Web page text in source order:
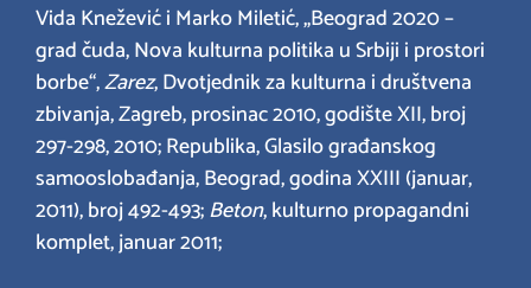
Vida Knežević i Marko Miletić, „Beograd 2020 –
grad čuda, Nova kulturna politika u Srbiji i prostori
borbe“,Zarez, Dvotjednik za kulturna i društvena
zbivanja, Zagreb, prosinac 2010, godište XII, broj
297-298, 2010; Republika, Glasilo građanskog
samooslobađanja, Beograd, godina XXIII (januar,
2011), broj 492-493;Beton, kulturno propagandni
komplet, januar 2011;